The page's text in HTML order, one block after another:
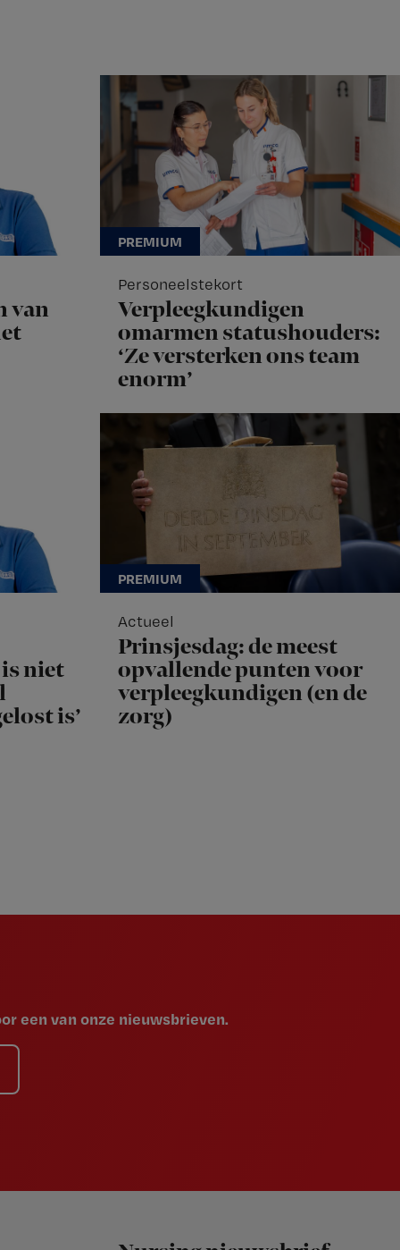
van
Personeelstekort
Verpleegkundigen
omarmen statushouders:
‘Ze versterken ons team
enorm’
niet
is’
Actueel
Prinsjesdag: de meest
opvallende punten voor
verpleegkundigen (en de
zorg)
een van onze nieuwsbrieven.